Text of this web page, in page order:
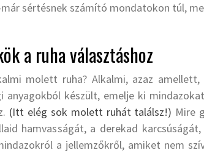
sértésnek számító mondatokon túl,
a ruha választáshoz
molett ruha? Alkalmi, azaz
anyagokból készült, emelje ki
(Itt elég sok molett ruhát találsz!) Mire
hamvasságát, a derekad
a jellemzőkről, amiket nem